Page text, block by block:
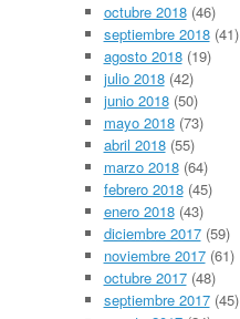
octubre 2018(46)
septiembre 2018(41)
agosto 2018(19)
julio 2018(42)
junio 2018(50)
mayo 2018(73)
abril 2018(55)
marzo 2018(64)
febrero 2018(45)
enero 2018(43)
diciembre 2017(59)
noviembre 2017(61)
octubre 2017(48)
septiembre 2017(45)